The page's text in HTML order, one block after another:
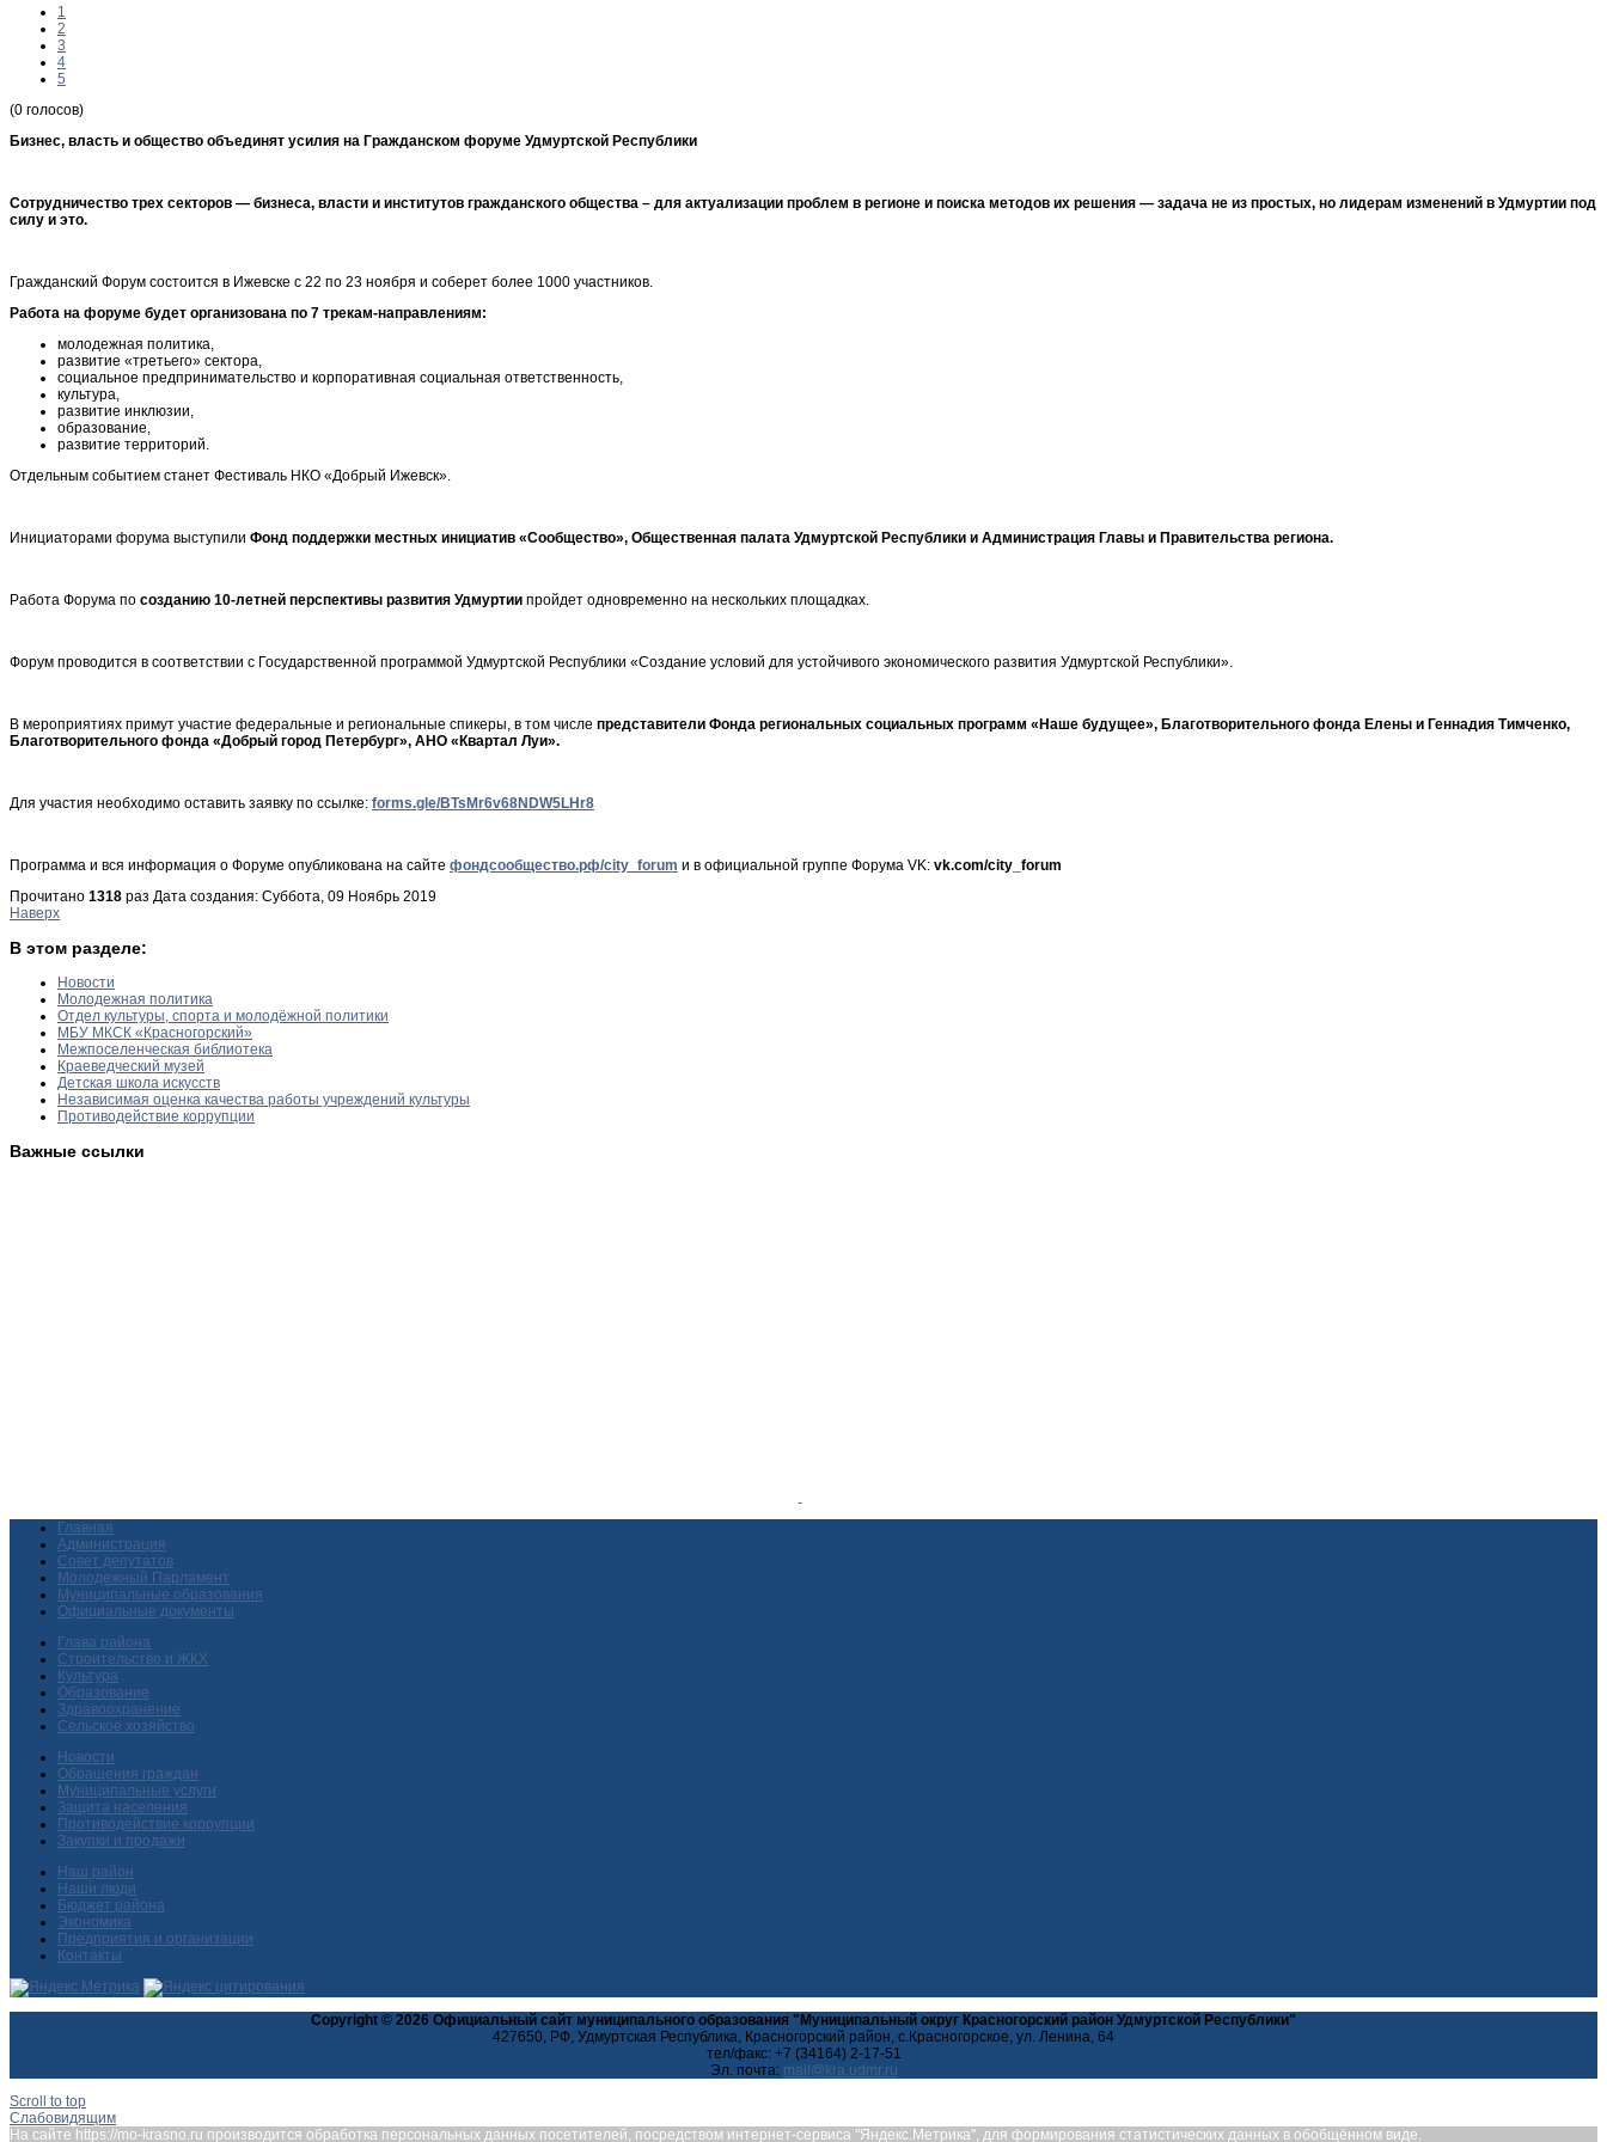
1
2
3
4
5
(0 голосов)
Бизнес, власть и общество объединят усилия на Гражданском форуме Удмуртской Республики
Сотрудничество трех секторов — бизнеса, власти и институтов гражданского общества – для актуализации проблем в регионе и поиска методов их решения — задача не из простых, но лидерам изменений в Удмуртии под
силу и это.
Гражданский Форум состоится в Ижевске с 22 по 23 ноября и соберет более 1000 участников.
Работа на форуме будет организована по 7 трекам-направлениям:
молодежная политика,
развитие «третьего» сектора,
социальное предпринимательство и корпоративная социальная ответственность,
культура,
развитие инклюзии,
образование,
развитие территорий.
Отдельным событием станет Фестиваль НКО «Добрый Ижевск».
Инициаторами форума выступили Фонд поддержки местных инициатив «Сообщество», Общественная палата Удмуртской Республики и Администрация Главы и Правительства региона.
Работа Форума по созданию 10-летней перспективы развития Удмуртии пройдет одновременно на нескольких площадках.
Форум проводится в соответствии с Государственной программой Удмуртской Республики «Создание условий для устойчивого экономического развития Удмуртской Республики».
В мероприятиях примут участие федеральные и региональные спикеры, в том числе представители Фонда региональных социальных программ «Наше будущее», Благотворительного фонда Елены и Геннадия Тимченко,
Благотворительного фонда «Добрый город Петербург», АНО «Квартал Луи».
Для участия необходимо оставить заявку по ссылке: forms.gle/BTsMr6v68NDW5LHr8
Программа и вся информация о Форуме опубликована на сайте фондсообщество.рф/city_forum и в официальной группе Форума VK: vk.com/city_forum
Прочитано 1318 раз Дата создания: Суббота, 09 Ноябрь 2019
Наверх
В этом разделе:
Новости
Молодежная политика
Отдел культуры, спорта и молодёжной политики
МБУ МКСК «Красногорский»
Межпоселенческая библиотека
Краеведческий музей
Детская школа искусств
Независимая оценка качества работы учреждений культуры
Противодействие коррупции
Важные ссылки
Главная
Администрация
Совет депутатов
Молодежный Парламент
Муниципальные образования
Официальные документы
Глава района
Строительство и ЖКХ
Культура
Образование
Здравоохранение
Сельское хозяйство
Новости
Обращения граждан
Муниципальные услуги
Защита населения
Противодействие коррупции
Закупки и продажи
Наш район
Наши люди
Бюджет района
Экономика
Предприятия и организации
Контакты
Copyright © 2026 Официальный сайт муниципального образования "Муниципальный округ Красногорский район Удмуртской Республики"
427650, РФ, Удмуртская Республика, Красногорский район, с.Красногорское, ул. Ленина, 64
тел/факс: +7 (34164) 2-17-51
Эл. почта:
Scroll to top
Слабовидящим
На сайте https://mo-krasno.ru производится обработка персональных данных посетителей, посредством интернет-сервиса "Яндекс.Метрика", для формирования статистических данных в обобщённом виде.